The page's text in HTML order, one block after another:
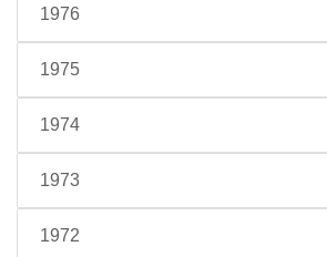
1976
1975
1974
1973
1972